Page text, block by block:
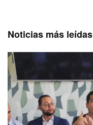
Noticias más leídas